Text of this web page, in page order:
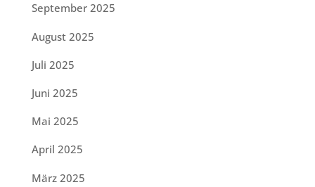
September 2025
August 2025
Juli 2025
Juni 2025
Mai 2025
April 2025
März 2025